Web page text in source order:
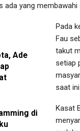
ada yang
Ade
di
Pada
Fau
takut
setiap
saat
Kasat